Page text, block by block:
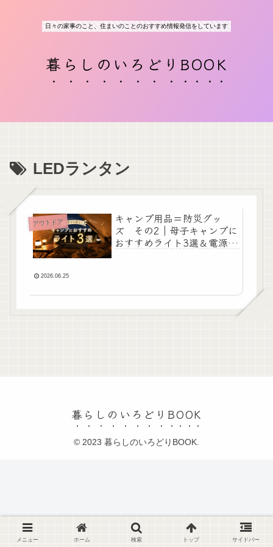
日々の家事のこと、住まいのことのおすすめ情報発信をしています
暮らしのいろどりBOOK
LEDランタン
アウトドア
キャンプ用品＝防災グッ
ズ その2｜母子キャンプに
おすすめライト3選＆電源の
2026.06.25
暮らしのいろどりBOOK
© 2023 暮らしのいろどりBOOK.
メニュー ホーム 検索 トップ サイドバー